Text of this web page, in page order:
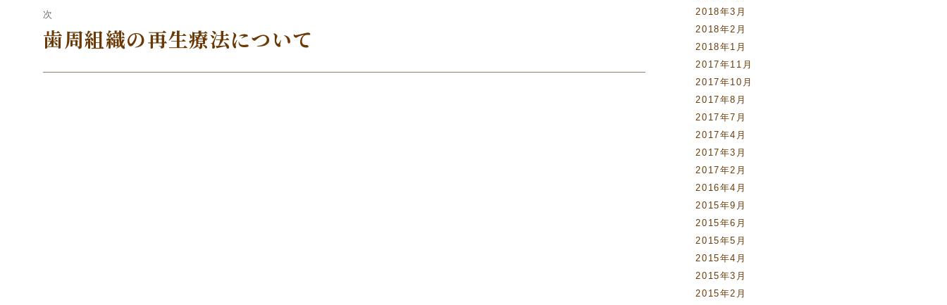
ゲ
ー
シ
次
次
の
投
歯周組織の再生療法について
2018年3月
2018年2月
2018年1月
2017年11月
2017年10月
2017年8月
2017年7月
2017年4月
2017年3月
2017年2月
2016年4月
2015年9月
2015年6月
2015年5月
2015年4月
2015年3月
2015年2月